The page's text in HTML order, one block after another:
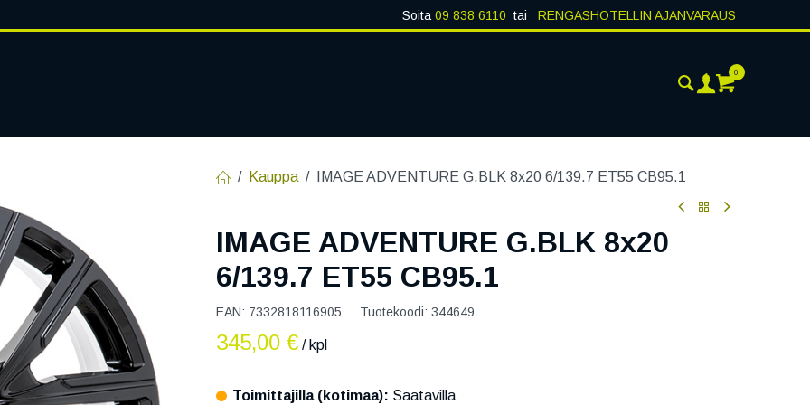
Soita 09 838 6110 tai RENGASHOTELLIN AJANVARAUS
0
Kauppa IMAGE ADVENTURE G.BLK 8x20 6/139.7 ET55 CB95.1
IMAGE ADVENTURE G.BLK 8x20
6/139.7 ET55 CB95.1
EAN: 7332818116905 Tuotekoodi: 344649
345,00 € / kpl
Toimittajilla (kotimaa): Saatavilla